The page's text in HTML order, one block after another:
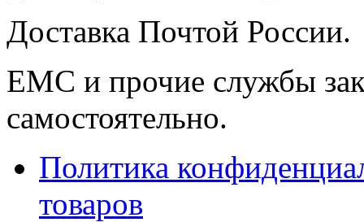
Доставка Почтой России.
ЕМС и прочие службы
самостоятельно.
Политика
товаров